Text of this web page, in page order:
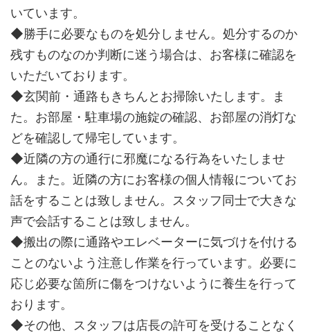
いています。
◆勝手に必要なものを処分しません。処分するのか
残すものなのか判断に迷う場合は、お客様に確認を
いただいております。
◆玄関前・通路もきちんとお掃除いたします。ま
た。お部屋・駐車場の施錠の確認、お部屋の消灯な
どを確認して帰宅しています。
◆近隣の方の通行に邪魔になる行為をいたしませ
ん。また。近隣の方にお客様の個人情報についてお
話をすることは致しません。スタッフ同士で大きな
声で会話することは致しません。
◆搬出の際に通路やエレベーターに気づけを付ける
ことのないよう注意し作業を行っています。必要に
応じ必要な箇所に傷をつけないように養生を行って
おります。
◆その他、スタッフは店長の許可を受けることなく